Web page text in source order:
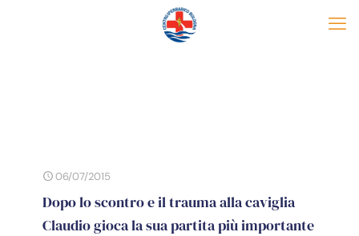
06/07/2015
Dopo lo scontro e il trauma alla caviglia
Claudio gioca la sua partita più importante